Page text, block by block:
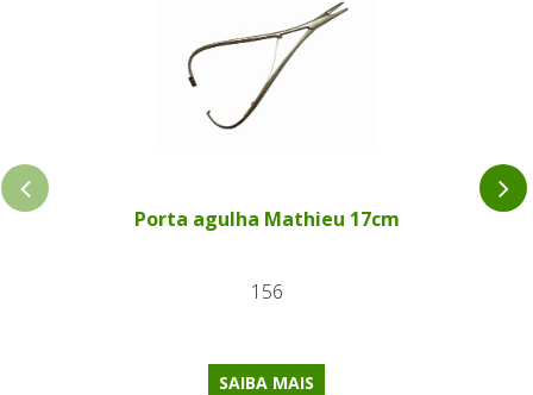
Porta agulha Mathieu 17cm
156
SAIBA MAIS